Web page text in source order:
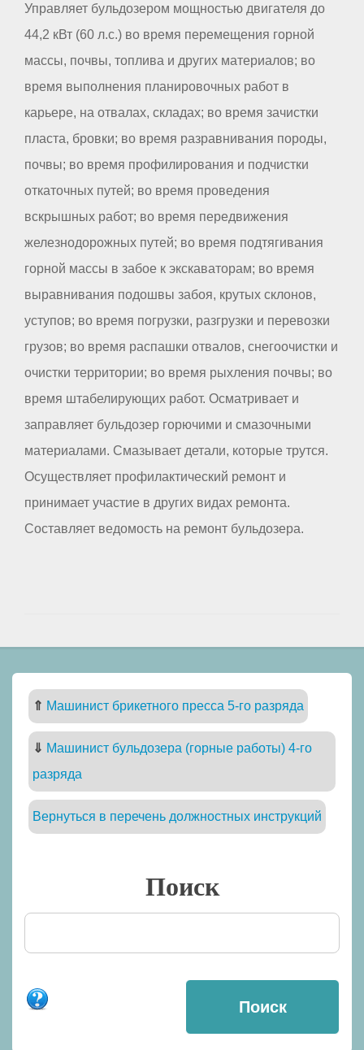
Управляет бульдозером мощностью двигателя до
44,2 кВт (60 л.с.) во время перемещения горной
массы, почвы, топлива и других материалов; во
время выполнения планировочных работ в
карьере, на отвалах, складах; во время зачистки
пласта, бровки; во время разравнивания породы,
почвы; во время профилирования и подчистки
откаточных путей; во время проведения
вскрышных работ; во время передвижения
железнодорожных путей; во время подтягивания
горной массы в забое к экскаваторам; во время
выравнивания подошвы забоя, крутых склонов,
уступов; во время погрузки, разгрузки и перевозки
грузов; во время распашки отвалов, снегоочистки и
очистки территории; во время рыхления почвы; во
время штабелирующих работ. Осматривает и
заправляет бульдозер горючими и смазочными
материалами. Смазывает детали, которые трутся.
Осуществляет профилактический ремонт и
принимает участие в других видах ремонта.
Составляет ведомость на ремонт бульдозера.
⇑ Машинист брикетного пресса 5-го разряда
⇓ Машинист бульдозера (горные работы) 4-го
разряда
Вернуться в перечень должностных инструкций
Поиск